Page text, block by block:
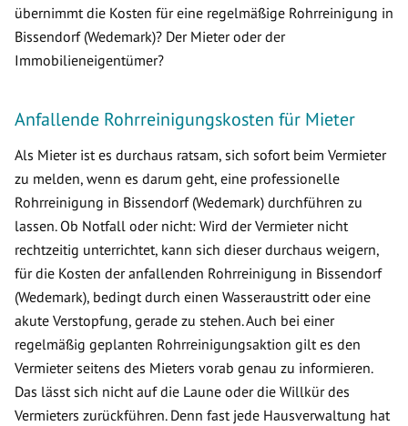
übernimmt die Kosten für eine regelmäßige Rohrreinigung in
Bissendorf (Wedemark)? Der Mieter oder der
Immobilieneigentümer?
Anfallende Rohrreinigungskosten für Mieter
Als Mieter ist es durchaus ratsam, sich sofort beim Vermieter
zu melden, wenn es darum geht, eine professionelle
Rohrreinigung in Bissendorf (Wedemark) durchführen zu
lassen. Ob Notfall oder nicht: Wird der Vermieter nicht
rechtzeitig unterrichtet, kann sich dieser durchaus weigern,
für die Kosten der anfallenden Rohrreinigung in Bissendorf
(Wedemark), bedingt durch einen Wasseraustritt oder eine
akute Verstopfung, gerade zu stehen. Auch bei einer
regelmäßig geplanten Rohrreinigungsaktion gilt es den
Vermieter seitens des Mieters vorab genau zu informieren.
Das lässt sich nicht auf die Laune oder die Willkür des
Vermieters zurückführen. Denn fast jede Hausverwaltung hat